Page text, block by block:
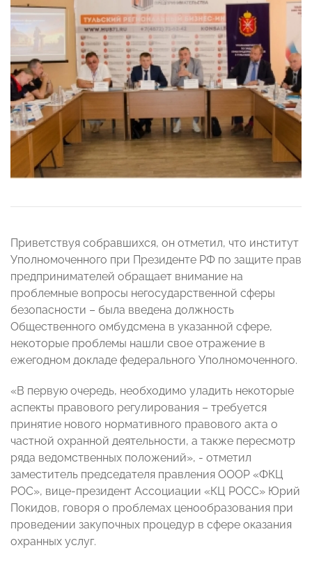
Приветствуя собравшихся, он отметил, что институт
Уполномоченного при Президенте РФ по защите прав
предпринимателей обращает внимание на
проблемные вопросы негосударственной сферы
безопасности – была введена должность
Общественного омбудсмена в указанной сфере,
некоторые проблемы нашли свое отражение в
ежегодном докладе федерального Уполномоченного.
«В первую очередь, необходимо уладить некоторые
аспекты правового регулирования – требуется
принятие нового нормативного правового акта о
частной охранной деятельности, а также пересмотр
ряда ведомственных положений», - отметил
заместитель председателя правления ОООР «ФКЦ
РОС», вице-президент Ассоциации «КЦ РОСС» Юрий
Покидов, говоря о проблемах ценообразования при
проведении закупочных процедур в сфере оказания
охранных услуг.